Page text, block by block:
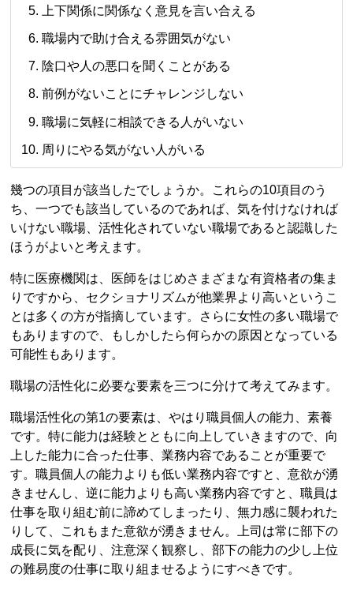
上下関係に関係なく意見を言い合える
職場内で助け合える雰囲気がない
陰口や人の悪口を聞くことがある
前例がないことにチャレンジしない
職場に気軽に相談できる人がいない
周りにやる気がない人がいる
幾つの項目が該当したでしょうか。これらの10項目のう
ち、一つでも該当しているのであれば、気を付けなければ
いけない職場、活性化されていない職場であると認識した
ほうがよいと考えます。
特に医療機関は、医師をはじめさまざまな有資格者の集ま
りですから、セクショナリズムが他業界より高いというこ
とは多くの方が指摘しています。さらに女性の多い職場で
もありますので、もしかしたら何らかの原因となっている
可能性もあります。
職場の活性化に必要な要素を三つに分けて考えてみます。
職場活性化の第1の要素は、やはり職員個人の能力、素養
です。特に能力は経験とともに向上していきますので、向
上した能力に合った仕事、業務内容であることが重要で
す。職員個人の能力よりも低い業務内容ですと、意欲が湧
きませんし、逆に能力よりも高い業務内容ですと、職員は
仕事を取り組む前に諦めてしまったり、無力感に襲われた
りして、これもまた意欲が湧きません。上司は常に部下の
成長に気を配り、注意深く観察し、部下の能力の少し上位
の難易度の仕事に取り組ませるようにすべきです。